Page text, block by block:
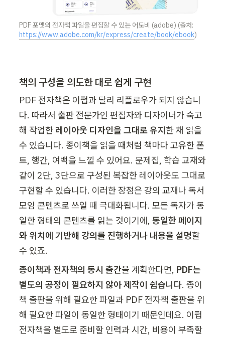
https://www.adobe.com/kr/express/create/book/ebook)
책의 구성을 의도한 대로 쉽게 구현
PDF 전자책은 이펍과 달리 리플로우가 되지 않습니
다. 따라서 출판 전문가인 편집자와 디자이너가 숙고
해 작업한 레이아웃 디자인을 그대로 유지한 채 읽을
수 있습니다. 종이책을 읽을 때처럼 책마다 고유한 폰
트, 행간, 여백을 느낄 수 있어요. 문제집, 학습 교재와
같이 2단, 3단으로 구성된 복잡한 레이아웃도 그대로
구현할 수 있습니다. 이러한 장점은 강의 교재나 독서
모임 콘텐츠로 쓰일 때 극대화됩니다. 모든 독자가 동
일한 형태의 콘텐츠를 읽는 것이기에, 동일한 페이지
와 위치에 기반해 강의를 진행하거나 내용을 설명할
수 있죠.
종이책과 전자책의 동시 출간을 계획한다면, PDF는
별도의 공정이 필요하지 않아 제작이 쉽습니다. 종이
책 출판을 위해 필요한 파일과 PDF 전자책 출판을 위
해 필요한 파일이 동일한 형태이기 때문인데요. 이펍
전자책을 별도로 준비할 인력과 시간, 비용이 부족할